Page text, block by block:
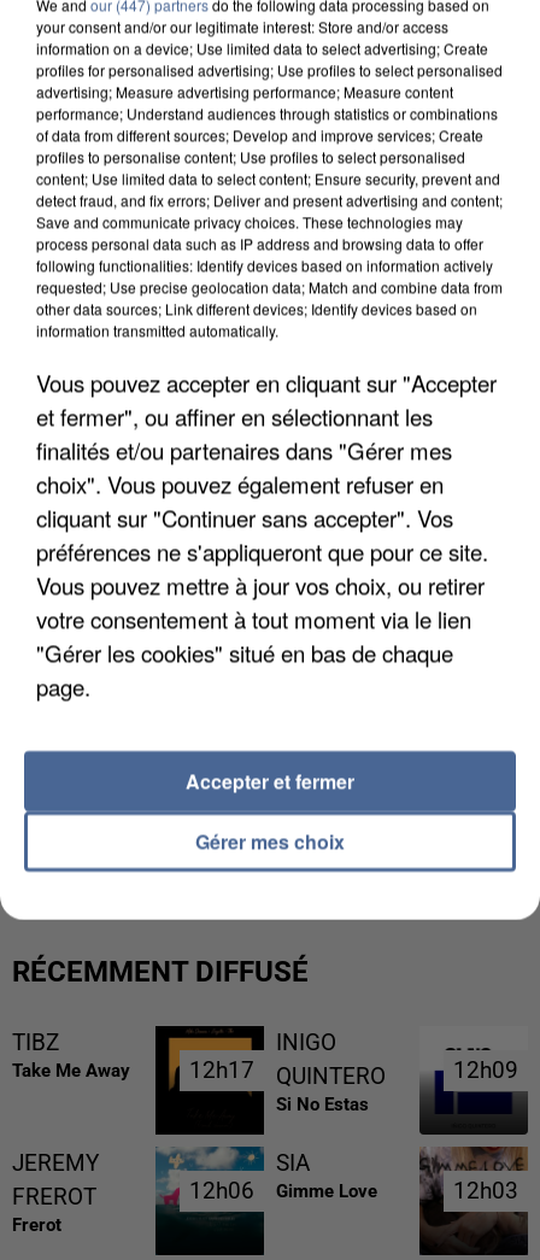
INTERPELLÉ EN ALGÉRIE
UNE TOURISTE DE L’OISE EMPORTÉE PAR UNE
COULÉE DE BOUE EN HAUTE-SAVOIE
RÉCEMMENT DIFFUSÉ
TIBZ
Take Me Away 12h17
12h17
INIGO
QUINTERO
Si No Estas
12h09
12h09
JEREMY
FREROT
Frerot
12h06
12h06
SIA
Gimme Love 12h03
12h03
your consent and/or our legitimate interest: Store and/or access
information on a device; Use limited data to select advertising; Create
profiles for personalised advertising; Use profiles to select personalised
advertising; Measure advertising performance; Measure content
performance; Understand audiences through statistics or combinations
of data from different sources; Develop and improve services; Create
profiles to personalise content; Use profiles to select personalised
content; Use limited data to select content; Ensure security, prevent and
detect fraud, and fix errors; Deliver and present advertising and content;
Save and communicate privacy choices. These technologies may
process personal data such as IP address and browsing data to offer
following functionalities: Identify devices based on information actively
requested; Use precise geolocation data; Match and combine data from
other data sources; Link different devices; Identify devices based on
information transmitted automatically.
Vous pouvez accepter en cliquant sur "Accepter
et fermer", ou affiner en sélectionnant les
finalités et/ou partenaires dans "Gérer mes
choix". Vous pouvez également refuser en
cliquant sur "Continuer sans accepter". Vos
préférences ne s'appliqueront que pour ce site.
Vous pouvez mettre à jour vos choix, ou retirer
votre consentement à tout moment via le lien
"Gérer les cookies" situé en bas de chaque
page.
Gérer mes choix
Accepter et fermer